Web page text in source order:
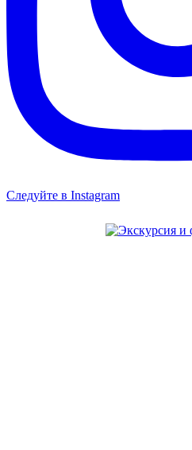
Следуйте в Instagram